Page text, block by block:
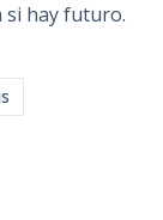
si hay futuro.